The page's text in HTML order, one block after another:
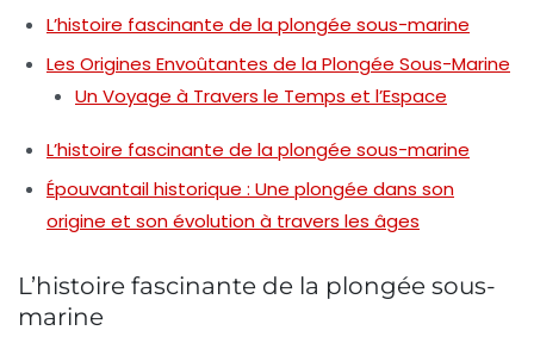
L’histoire fascinante de la plongée sous-marine
Les Origines Envoûtantes de la Plongée Sous-Marine
Un Voyage à Travers le Temps et l’Espace
L’histoire fascinante de la plongée sous-marine
Épouvantail historique : Une plongée dans son
origine et son évolution à travers les âges
L’histoire fascinante de la plongée sous-
marine